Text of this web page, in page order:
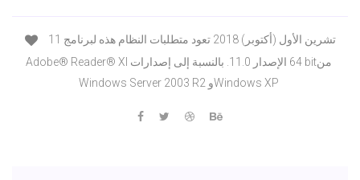
11 تشرين الأول (أكتوبر) 2018 تعود متطلبات النظام هذه لبرنامج
Adobe® Reader® XI الإصدار 11.0. بالنسبة إلى إصدارات ‎64 bit‏ من
Windows Server 2003 R2 وWindows XP